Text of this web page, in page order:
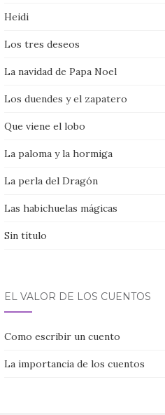
Heidi
Los tres deseos
La navidad de Papa Noel
Los duendes y el zapatero
Que viene el lobo
La paloma y la hormiga
La perla del Dragón
Las habichuelas mágicas
Sin título
EL VALOR DE LOS CUENTOS
Como escribir un cuento
La importancia de los cuentos